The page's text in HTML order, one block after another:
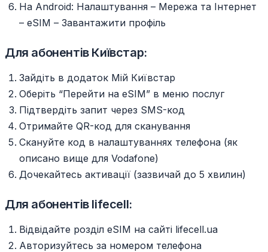
На Android: Налаштування – Мережа та Інтернет
– eSIM – Завантажити профіль
Для абонентів Київстар:
Зайдіть в додаток Мій Київстар
Оберіть “Перейти на eSIM” в меню послуг
Підтвердіть запит через SMS-код
Отримайте QR-код для сканування
Скануйте код в налаштуваннях телефона (як
описано вище для Vodafone)
Дочекайтесь активації (зазвичай до 5 хвилин)
Для абонентів lifecell:
Відвідайте розділ eSIM на сайті lifecell.ua
Авторизуйтесь за номером телефона